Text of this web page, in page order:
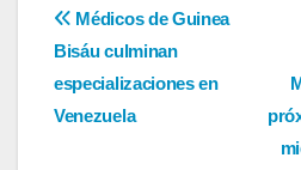
Navegación
de
entradas
Médicos de Guinea
Bisáu culminan
especializaciones en
Venezuela